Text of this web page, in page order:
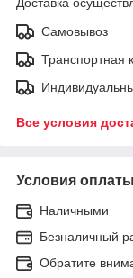
Самовывоз
Транспортная
Все условия
Условия оплаты
Наличными
Безналичный
Обратите